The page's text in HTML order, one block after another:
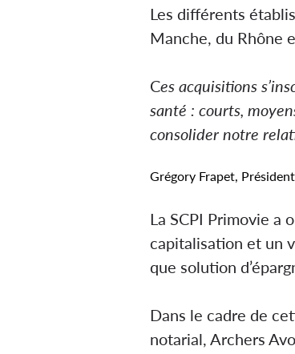
Les différents
Manche, du Rhône
Ces acquisitions
santé : courts,
consolider notre
Grégory Frapet,
La SCPI Primovie a
capitalisation et un
que solution
Dans le cadre de
notarial, Archers